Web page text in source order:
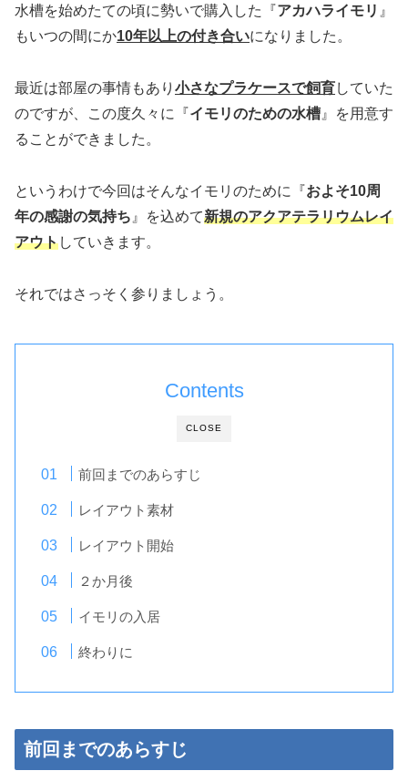
水槽を始めたての頃に勢いで購入した『アカハライモリ 』
もいつの間にか10年以上の付き合いになりました。
最近は部屋の事情もあり 小さなプラケースで飼育していた
のですが、この度久々に『イモリのための水槽 』を用意す
ることができました。
というわけで今回はそんなイモリのために『およそ10周
年の感謝の気持ち 』を込めて新規のアクアテラリウムレイ
アウトしていきます。
それではさっそく参りましょう。
CLOSE
Contents
前回までのあらすじ
レイアウト素材
レイアウト開始
２か月後
イモリの入居
終わりに
前回までのあらすじ